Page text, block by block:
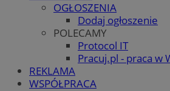
OGŁOSZENIA
Dodaj ogłoszenie
POLECAMY
Protocol IT
Pracuj.pl - praca w
REKLAMA
WSPÓŁPRACA